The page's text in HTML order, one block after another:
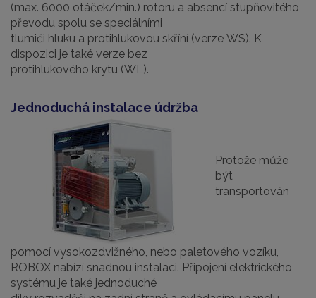
(max. 6000 otáček/min.) rotoru a absencí stupňovitého
převodu spolu se speciálními
tlumiči hluku a protihlukovou skříní (verze WS). K
dispozici je také verze bez
protihlukového krytu (WL).
Jednoduchá instalace údržba
Protože může
být
transportován
pomocí vysokozdvižného, nebo paletového vozíku,
ROBOX nabízí snadnou instalaci. Připojení elektrického
systému je také jednoduché